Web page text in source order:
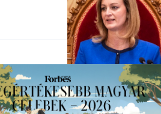
Családi vállalkozások